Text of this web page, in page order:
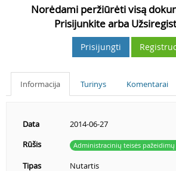
Norėdami peržiūrėti visą
Prisijunkite arba
Prisijungti
Informacija Turinys Komentarai
Data
2014-06-27
Rūšis
Administracinių teisės
Tipas
Nutartis